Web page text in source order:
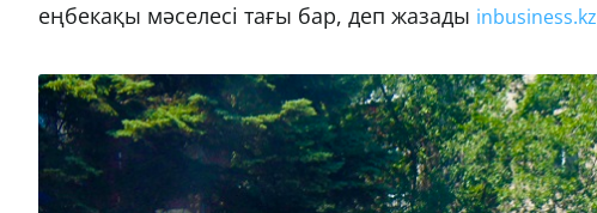
еңбекақы мәселесі тағы бар, деп жазады inbusiness.kz